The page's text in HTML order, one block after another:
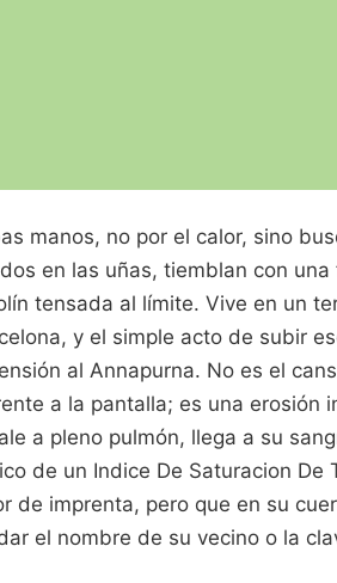
manos, no por el calor, sino
en las uñas, tiemblan con una
tensada al límite. Vive en un
y el simple acto de subir
al Annapurna. No es el
a la pantalla; es una erosión
a pleno pulmón, llega a su
de un Indice De Saturacion De
de imprenta, pero que en su
el nombre de su vecino o la